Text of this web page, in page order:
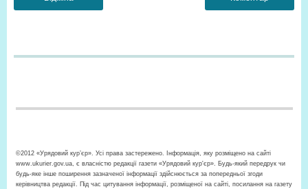
©2012 «Урядовий кур’єр». Усі права застережено. Інформація, яку розміщено на сайті
www.ukurier.gov.ua, є власністю редакції газети «Урядовий кур'єр». Будь-який передрук чи
будь-яке інше поширення зазначеної інформації здійснюється за попередньої згоди
керівництва редакції. Під час цитування інформації, розміщеної на сайті, посилання на газету